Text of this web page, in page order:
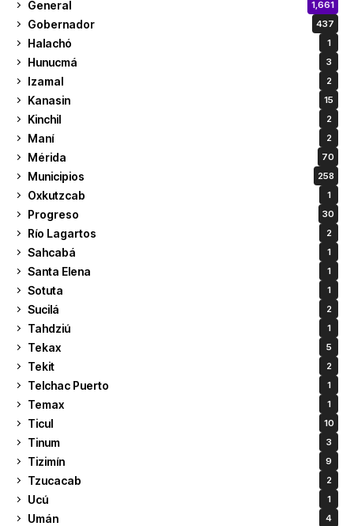
General 1,661
Gobernador 437
Halachó 1
Hunucmá 3
Izamal 2
Kanasin 15
Kinchil 2
Maní 2
Mérida 70
Municipios 258
Oxkutzcab 1
Progreso 30
Río Lagartos 2
Sahcabá 1
Santa Elena 1
Sotuta 1
Sucilá 2
Tahdziú 1
Tekax 5
Tekit 2
Telchac Puerto 1
Temax 1
Ticul 10
Tinum 3
Tizimín 9
Tzucacab 2
Ucú 1
Umán 4